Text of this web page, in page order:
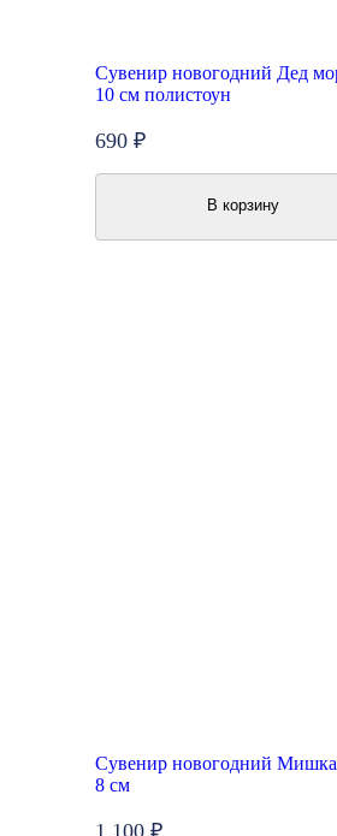
Сувенир новогодний Дед
10 см полистоун
690 ₽
В корзину
Сувенир новогодний Мишка
8 см
1 100 ₽